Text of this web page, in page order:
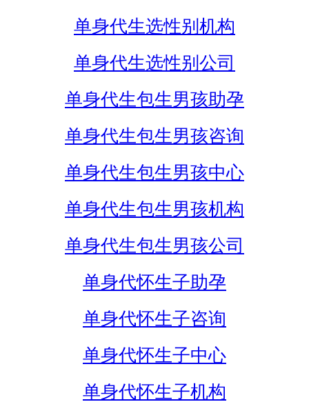
单身代生选性别机构
单身代生选性别公司
单身代生包生男孩助孕
单身代生包生男孩咨询
单身代生包生男孩中心
单身代生包生男孩机构
单身代生包生男孩公司
单身代怀生子助孕
单身代怀生子咨询
单身代怀生子中心
单身代怀生子机构